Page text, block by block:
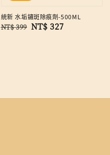
統新 水垢鏽斑除痕劑-500ML
Regular
NT$ 399 Sale
NT$ 327